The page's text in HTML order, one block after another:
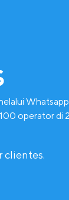
operator di
clientes.